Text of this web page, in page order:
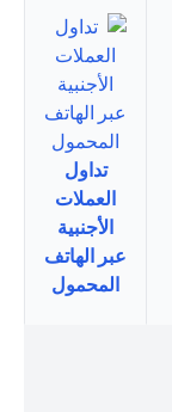
تداول
العملات
الأجنبية
عبر الهاتف
المحمول